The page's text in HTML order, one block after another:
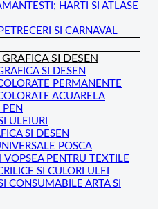
HARTI SI ATLASE
SI CARNAVAL
SI DESEN
SI DESEN
PERMANENTE
ACUARELA
PEN
ULEIURI
SI DESEN
POSCA
VOPSEA PENTRU TEXTILE
SI CULORI ULEI
CONSUMABILE ARTA SI